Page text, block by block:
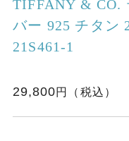
TIFFANY & CO.
バー 925 チタン
21S461-1
29,800